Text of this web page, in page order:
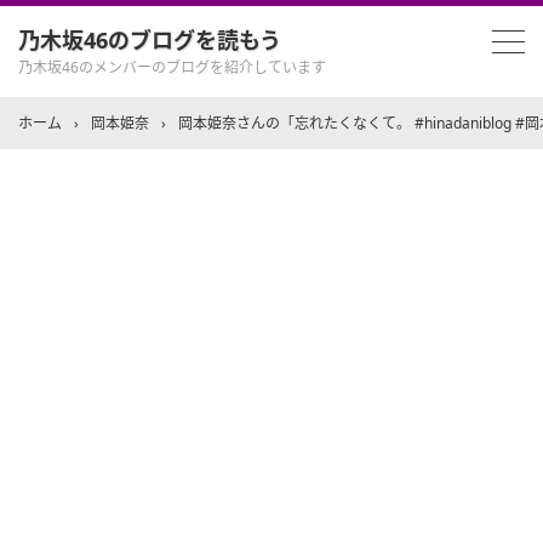
乃木坂46のブログを読もう
乃木坂46のメンバーのブログを紹介しています
ホーム › 岡本姫奈 › 岡本姫奈さんの「忘れたくなくて。 #hinadaniblog #